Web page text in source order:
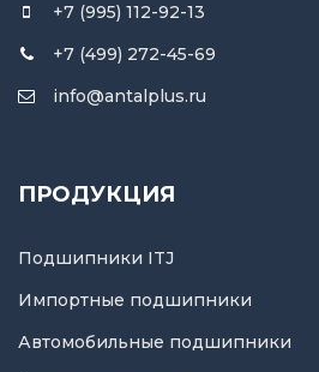
+7 (995) 112-92-13
+7 (499) 272-45-69
info@antalplus.ru
ПРОДУКЦИЯ
Подшипники ITJ
Импортные подшипники
Автомобильные подшипники